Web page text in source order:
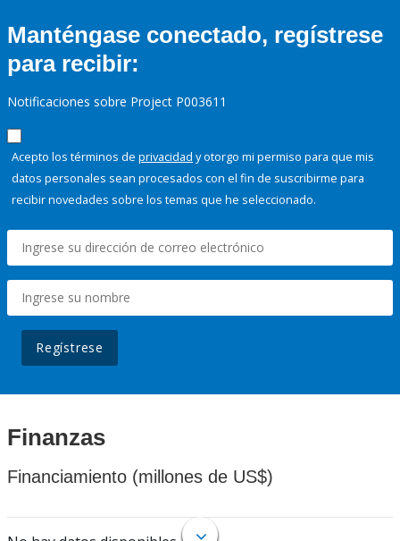
Manténgase conectado, regístrese
para recibir:
Notificaciones sobre Project P003611
Acepto los términos de privacidad y otorgo mi permiso para que mis
datos personales sean procesados con el fin de suscribirme para
recibir novedades sobre los temas que he seleccionado.
Regístrese
Finanzas
Financiamiento (millones de US$)